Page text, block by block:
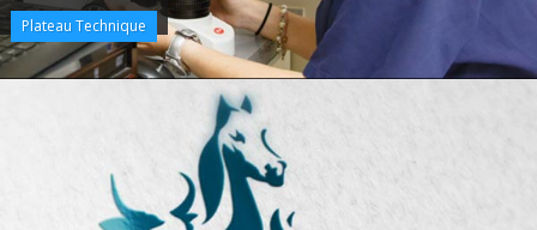
Plateau Technique